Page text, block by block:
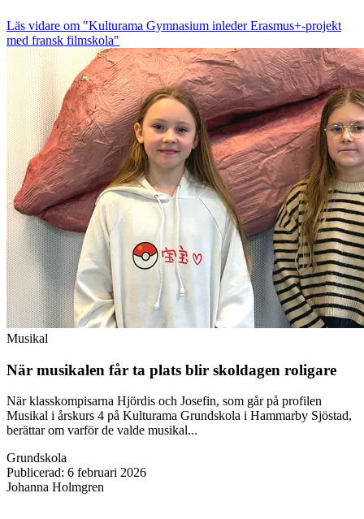
Läs vidare om "Kulturama Gymnasium inleder Erasmus+-projekt
med fransk filmskola"
Musikal
När musikalen får ta plats blir skoldagen roligare
När klasskompisarna Hjördis och Josefin, som går på profilen
Musikal i årskurs 4 på Kulturama Grundskola i Hammarby Sjöstad,
berättar om varför de valde musikal...
Grundskola
Publicerad: 6 februari 2026
Johanna Holmgren